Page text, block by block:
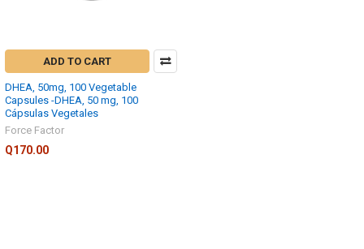
ADD TO CART
DHEA, 50mg, 100 Vegetable
Capsules -DHEA, 50 mg, 100
Cápsulas Vegetales
Force Factor
Q170.00